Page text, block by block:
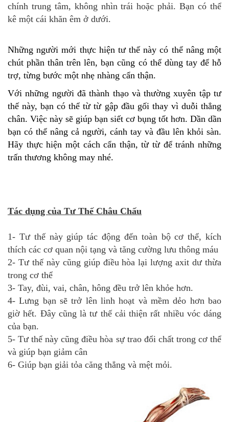
chính trung tâm, không nhìn trái hoặc phải. Bạn có thể
kê một cái khăn êm ở dưới.
Những người mới thực hiện tư thế này có thể nâng một
chút phần thân trên lên, bạn cũng có thể dùng tay để hỗ
trợ, từng bước một nhẹ nhàng cẩn thận.
Với những người đã thành thạo và thường xuyên tập tư
thế này, bạn có thể từ từ gập đầu gối thay vì duỗi thẳng
chân. Việc này sẽ giúp bạn siết cơ bụng tốt hơn. Dần dần
bạn có thể nâng cả người, cánh tay và đầu lên khỏi sàn.
Hãy thực hiện một cách cẩn thận, từ từ để tránh những
trấn thương không may nhé.
Tác dụng của Tư Thế Châu Chấu
1- Tư thế này giúp tác động đến toàn bộ cơ thể, kích
thích các cơ quan nội tạng và tăng cường lưu thông máu
2- Tư thế này cũng giúp điều hòa lại lượng axit dư thừa
trong cơ thể
3- Tay, đùi, vai, chân, hông đều trở lên khỏe hơn.
4- Lưng bạn sẽ trở lên linh hoạt và mềm dẻo hơn bao
giờ hết. Đây cũng là tư thế cải thiện rất nhiều vóc dáng
của bạn.
5- Tư thế này cũng điều hòa sự trao đổi chất trong cơ thể
và giúp bạn giảm cân
6- Giúp bạn giải tỏa căng thẳng và mệt mỏi.